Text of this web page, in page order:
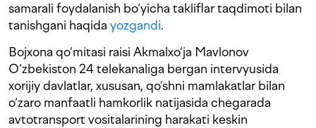
samarali foydalanish bo‘yicha takliflar taqdimoti bilan
tanishgani haqida yozgandi.
Bojxona qo‘mitasi raisi Akmalxo‘ja Mavlonov
O‘zbekiston 24 telekanaliga bergan intervyusida
xorijiy davlatlar, xususan, qo‘shni mamlakatlar bilan
o‘zaro manfaatli hamkorlik natijasida chegarada
avtotransport vositalarining harakati keskin